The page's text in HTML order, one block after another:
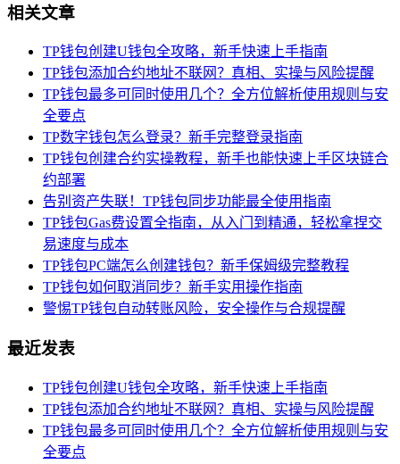
相关文章
TP钱包创建U钱包全攻略，新手快速上手指南
TP钱包添加合约地址不联网？真相、实操与风险提醒
TP钱包最多可同时使用几个？全方位解析使用规则与安
全要点
TP数字钱包怎么登录？新手完整登录指南
TP钱包创建合约实操教程，新手也能快速上手区块链合
约部署
告别资产失联！TP钱包同步功能最全使用指南
TP钱包Gas费设置全指南，从入门到精通，轻松拿捏交
易速度与成本
TP钱包PC端怎么创建钱包？新手保姆级完整教程
TP钱包如何取消同步？新手实用操作指南
警惕TP钱包自动转账风险，安全操作与合规提醒
最近发表
TP钱包创建U钱包全攻略，新手快速上手指南
TP钱包添加合约地址不联网？真相、实操与风险提醒
TP钱包最多可同时使用几个？全方位解析使用规则与安
全要点